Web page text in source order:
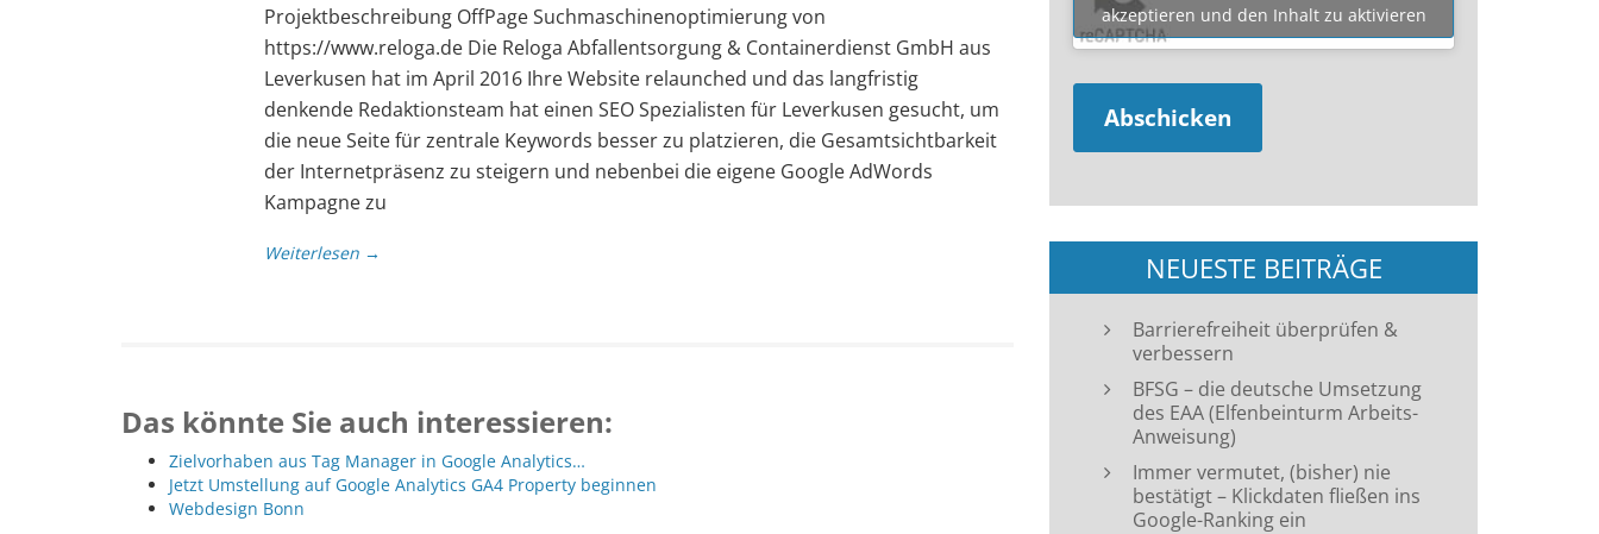
Projektbeschreibung OffPage Suchmaschinenoptimierung von
https://www.reloga.de Die Reloga Abfallentsorgung & Containerdienst GmbH aus
Leverkusen hat im April 2016 Ihre Website relaunched und das langfristig
denkende Redaktionsteam hat einen SEO Spezialisten für Leverkusen gesucht, um
die neue Seite für zentrale Keywords besser zu platzieren, die Gesamtsichtbarkeit
der Internetpräsenz zu steigern und nebenbei die eigene Google AdWords
Kampagne zu
Weiterlesen →
Das könnte Sie auch interessieren:
Zielvorhaben aus Tag Manager in Google Analytics…
Jetzt Umstellung auf Google Analytics GA4 Property beginnen
Webdesign Bonn
akzeptieren und den Inhalt zu aktivieren
NEUESTE BEITRÄGE
Barrierefreiheit überprüfen &
verbessern
BFSG – die deutsche Umsetzung
des EAA (Elfenbeinturm Arbeits-
Anweisung)
Immer vermutet, (bisher) nie
bestätigt – Klickdaten fließen ins
Google-Ranking ein